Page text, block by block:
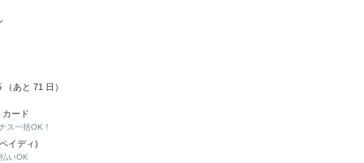
（あと 71 日）
カード
ス一括OK！
イディ)
いOK